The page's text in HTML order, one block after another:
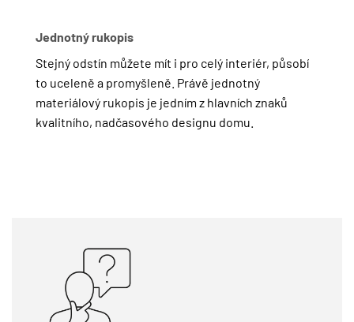
Jednotný rukopis
Stejný odstín můžete mít i pro celý interiér, působí
to uceleně a promyšleně. Právě jednotný
materiálový rukopis je jedním z hlavních znaků
kvalitního, nadčasového designu domu.